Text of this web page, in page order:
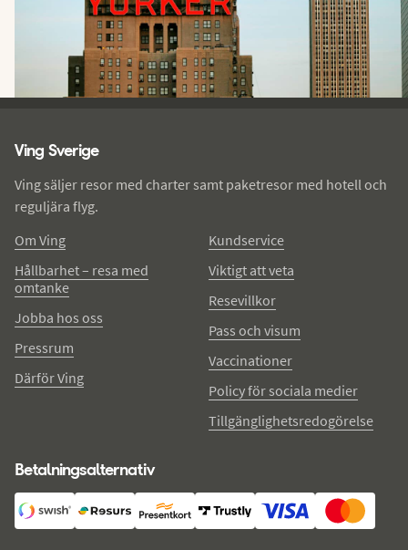
Ving Sverige
Ving säljer resor med charter samt paketresor med hotell och
reguljära flyg.
Om Ving
Hållbarhet – resa med
omtanke
Jobba hos oss
Pressrum
Därför Ving
Kundservice
Viktigt att veta
Resevillkor
Pass och visum
Vaccinationer
Policy för sociala medier
Tillgänglighetsredogörelse
Betalningsalternativ